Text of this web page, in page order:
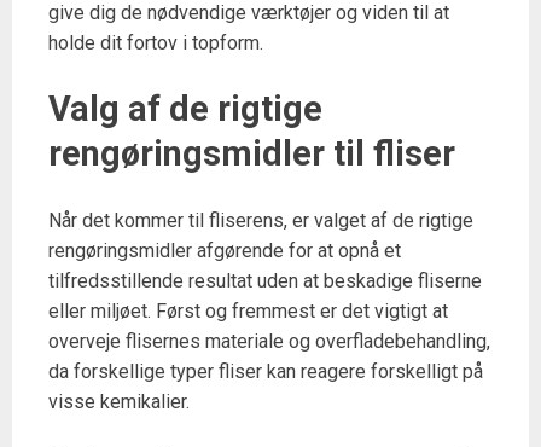
give dig de nødvendige værktøjer og viden til at
holde dit fortov i topform.
Valg af de rigtige
rengøringsmidler til fliser
Når det kommer til fliserens, er valget af de rigtige
rengøringsmidler afgørende for at opnå et
tilfredsstillende resultat uden at beskadige fliserne
eller miljøet. Først og fremmest er det vigtigt at
overveje flisernes materiale og overfladebehandling,
da forskellige typer fliser kan reagere forskelligt på
visse kemikalier.